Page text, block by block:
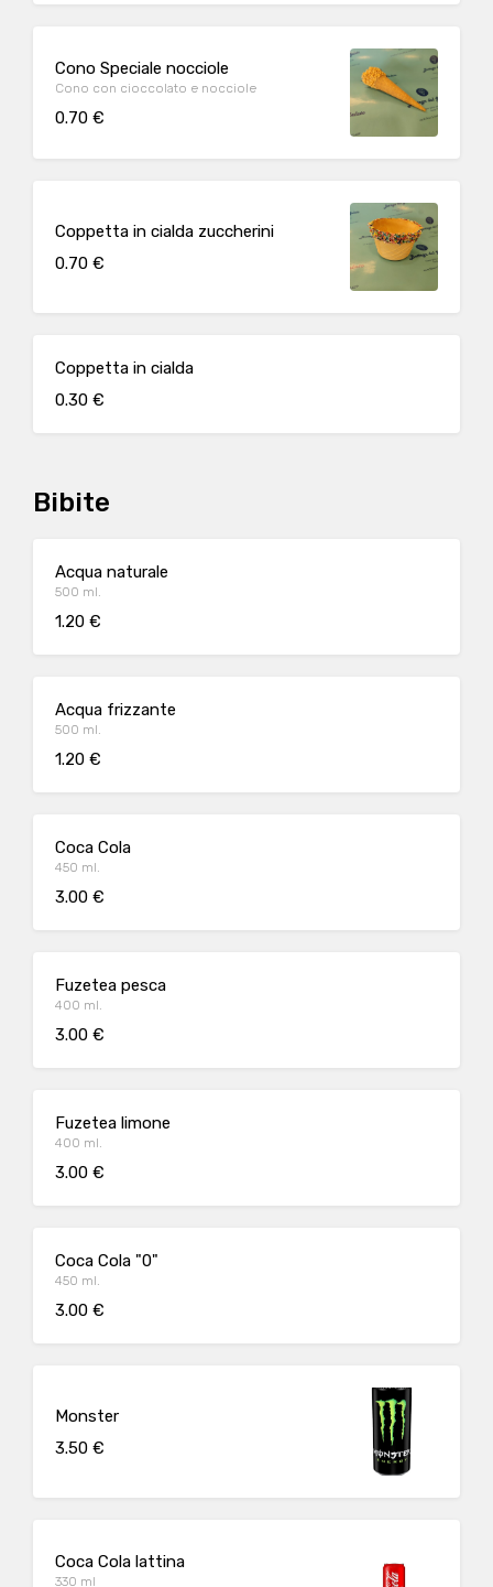
Cono Speciale nocciole
Cono con cioccolato e nocciole
0.70 €
Coppetta in cialda zuccherini
0.70 €
Coppetta in cialda
0.30 €
Bibite
Acqua naturale
500 ml.
1.20 €
Acqua frizzante
500 ml.
1.20 €
Coca Cola
450 ml.
3.00 €
Fuzetea pesca
400 ml.
3.00 €
Fuzetea limone
400 ml.
3.00 €
Coca Cola "0"
450 ml.
3.00 €
Monster
3.50 €
Coca Cola lattina
330 ml